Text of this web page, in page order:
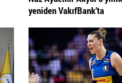
yeniden VakıfBank’ta